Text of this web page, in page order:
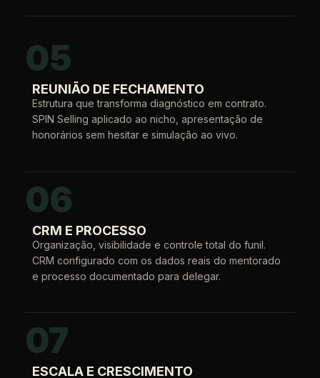
05
REUNIÃO DE FECHAMENTO
Estrutura que transforma diagnóstico em contrato.
SPIN Selling aplicado ao nicho, apresentação de
honorários sem hesitar e simulação ao vivo.
06
CRM E PROCESSO
Organização, visibilidade e controle total do funil.
CRM configurado com os dados reais do mentorado
e processo documentado para delegar.
07
ESCALA E CRESCIMENTO